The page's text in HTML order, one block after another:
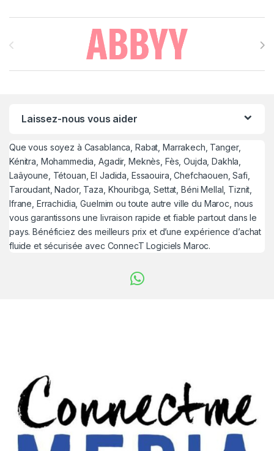
Brands Carousel
Laissez-nous vous aider
Que vous soyez à Casablanca, Rabat, Marrakech, Tanger,
Kénitra, Mohammedia, Agadir, Meknès, Fès, Oujda, Dakhla,
Laâyoune, Tétouan, El Jadida, Essaouira, Chefchaouen, Safi,
Taroudant, Nador, Taza, Khouribga, Settat, Béni Mellal, Tiznit,
Ifrane, Errachidia, Guelmim ou toute autre ville du Maroc, nous
vous garantissons une livraison rapide et fiable partout dans le
pays. Bénéficiez des meilleurs prix et d’une expérience d’achat
fluide et sécurisée avec ConnecT Logiciels Maroc.